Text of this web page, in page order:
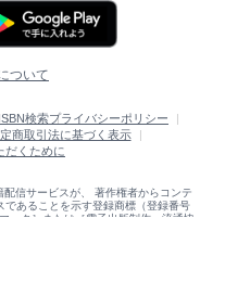
ついて
ISBN検索プライバシーポリシー
商取引法に基づく表示
だくために
信サービスが、 著作権者からコンテ
であることを示す登録商標（登録番号
ーク］または［電子出版制作・流通協